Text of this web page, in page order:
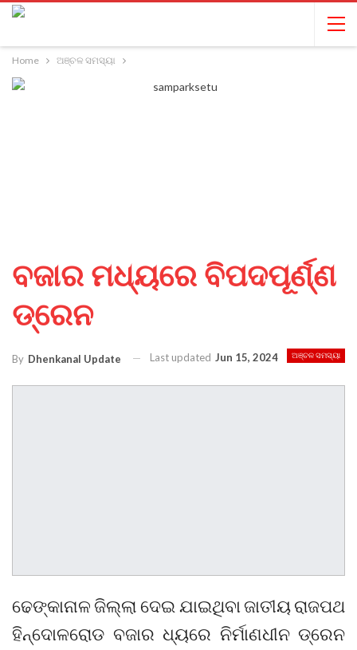
Home ଅଞ୍ଚଳ ସମସ୍ୟା
ବଜାର ମଧ୍ୟରେ ବିପଦପୂର୍ଣ୍ଣ
ଡ୍ରେନ
ଅଞ୍ଚଳ ସମସ୍ୟା
By Dhenkanal Update Last updated Jun 15, 2024
ଢେଙ୍କାନାଳ ଜିଲ୍ଲା ଦେଇ ଯାଇଥିବା ଜାତୀୟ ରାଜପଥ
ହିନ୍ଦୋଳରୋଡ ବଜାର ଧ୍ୟରେ ନିର୍ମାଣଧୀନ ଡ୍ରେନ